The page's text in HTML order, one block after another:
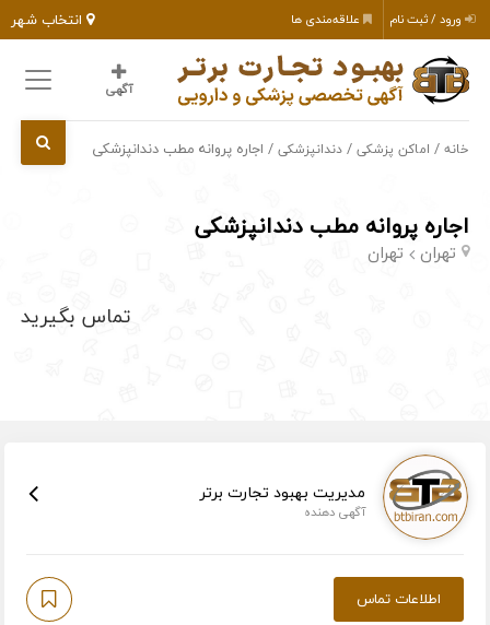
انتخاب شهر ورود / ثبت نام علاقه‌مندی ها
آگهی
خانه / اماکن پزشکی /دندانپزشکی / اجاره پروانه مطب دندانپزشکی
اجاره پروانه مطب دندانپزشکی
تهران تهران
تماس بگیرید
مدیریت بهبود تجارت برتر
آگهی دهنده
اطلاعات تماس